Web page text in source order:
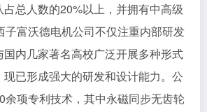
总人数的20%以上，并拥有中高级
子富沃德电机公司不仅注重内部研发
内几家著名高校广泛开展多种形式
已形成强大的研发和设计能力。公
余项专利技术，其中永磁同步无齿轮